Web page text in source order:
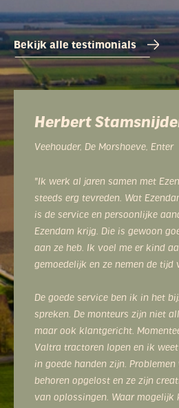
Bekijk alle testimonials
Herbert
Veehouder, De Morshoeve, Enter
"Ik werk al jaren samen met
steeds erg tevreden. Wat
is de service en persoonlijke
Ezendam krijg. Die is gewoon
aan ze heb. Ik voel me er kind
gemoedelijk en ze nemen de tijd
De goede service ben ik in het
spreken. De monteurs zijn niet
maar ook klantgericht.
Valtra tractoren lopen en ik
in goede handen zijn.
behoren opgelost en ze zijn
van oplossingen. Waar mogelijk